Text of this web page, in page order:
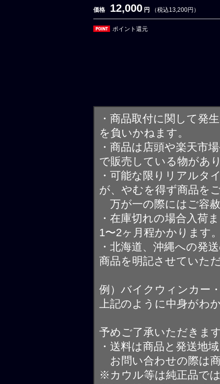
価格 12,000 円 （税込13,200円）
ポイント還元
・商品取付に関して発
を負いかねます。
・商品は店頭や楽天市
で販売している物があ
・可能な限りリアルタ
が、やむを得ず商品を
万が一の際にはご容
・在庫切れの場合入荷
1〜2ヶ月程かかります
・北海道、沖縄への発
商品を明記させていた
例）バイクウィンカー
上記のように中身がわ
予めご了承いただきま
・送料は商品と発送地
お問い合わせの際は
※カウル等は純正品で